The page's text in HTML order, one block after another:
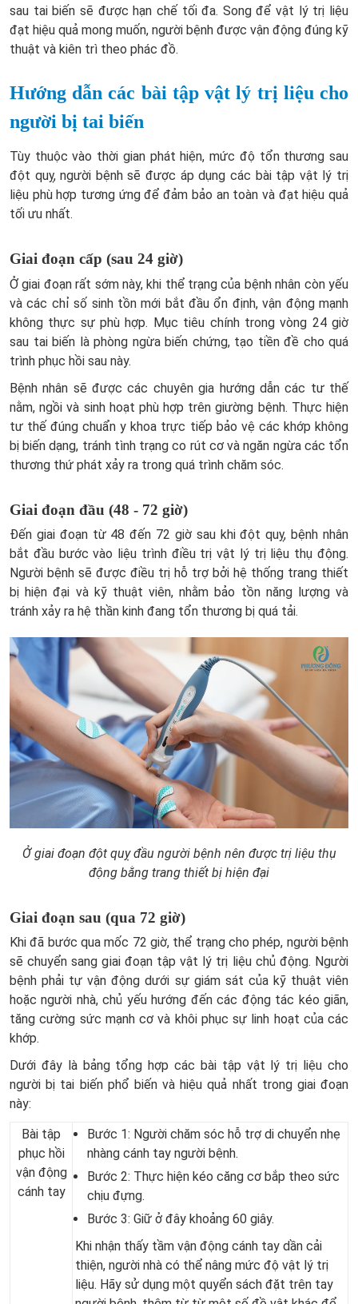
sau tai biến sẽ được hạn chế tối đa. Song để vật lý trị liệu
đạt hiệu quả mong muốn, người bệnh được vận động đúng kỹ
thuật và kiên trì theo phác đồ.
Hướng dẫn các bài tập vật lý trị liệu cho
người bị tai biến
Tùy thuộc vào thời gian phát hiện, mức độ tổn thương sau
đột quỵ, người bệnh sẽ được áp dụng các bài tập vật lý trị
liệu phù hợp tương ứng để đảm bảo an toàn và đạt hiệu quả
tối ưu nhất.
Giai đoạn cấp (sau 24 giờ)
Ở giai đoạn rất sớm này, khi thể trạng của bệnh nhân còn yếu
và các chỉ số sinh tồn mới bắt đầu ổn định, vận động mạnh
không thực sự phù hợp. Mục tiêu chính trong vòng 24 giờ
sau tai biến là phòng ngừa biến chứng, tạo tiền đề cho quá
trình phục hồi sau này.
Bệnh nhân sẽ được các chuyên gia hướng dẫn các tư thế
nằm, ngồi và sinh hoạt phù hợp trên giường bệnh. Thực hiện
tư thế đúng chuẩn y khoa trực tiếp bảo vệ các khớp không
bị biến dạng, tránh tình trạng co rút cơ và ngăn ngừa các tổn
thương thứ phát xảy ra trong quá trình chăm sóc.
Giai đoạn đầu (48 - 72 giờ)
Đến giai đoạn từ 48 đến 72 giờ sau khi đột quỵ, bệnh nhân
bắt đầu bước vào liệu trình điều trị vật lý trị liệu thụ động.
Người bệnh sẽ được điều trị hỗ trợ bởi hệ thống trang thiết
bị hiện đại và kỹ thuật viên, nhằm bảo tồn năng lượng và
tránh xảy ra hệ thần kinh đang tổn thương bị quá tải.
Ở giai đoạn đột quỵ đầu người bệnh nên được trị liệu thụ
động bằng trang thiết bị hiện đại
Giai đoạn sau (qua 72 giờ)
Khi đã bước qua mốc 72 giờ, thể trạng cho phép, người bệnh
sẽ chuyển sang giai đoạn tập vật lý trị liệu chủ động. Người
bệnh phải tự vận động dưới sự giám sát của kỹ thuật viên
hoặc người nhà, chủ yếu hướng đến các động tác kéo giãn,
tăng cường sức mạnh cơ và khôi phục sự linh hoạt của các
khớp.
Dưới đây là bảng tổng hợp các bài tập vật lý trị liệu cho
người bị tai biến phổ biến và hiệu quả nhất trong giai đoạn
này:
Bài tập
phục hồi
vận động
cánh tay
Bước 1: Người chăm sóc hỗ trợ di chuyển nhẹ
nhàng cánh tay người bệnh.
Bước 2: Thực hiện kéo căng cơ bắp theo sức
chịu đựng.
Bước 3: Giữ ở đây khoảng 60 giây.
Khi nhận thấy tầm vận động cánh tay dần cải
thiện, người nhà có thể nâng mức độ vật lý trị
liệu. Hãy sử dụng một quyển sách đặt trên tay